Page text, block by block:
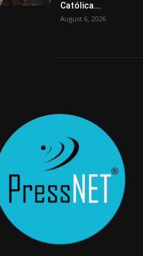
Católica...
August 6, 2026